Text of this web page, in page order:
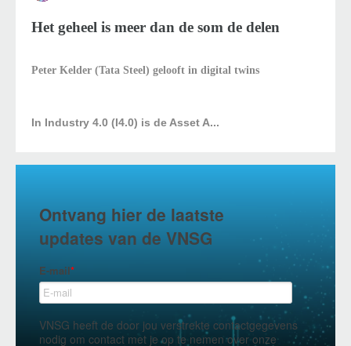
Het geheel is meer dan de som de delen
Peter Kelder (Tata Steel) gelooft in digital twins
In Industry 4.0 (I4.0) is de Asset A...